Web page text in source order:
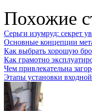
Похожие
Серьги изумруд: секрет
Основные концепции
Как выбрать хорошую
Как грамотно
Чем привлекательна
Этапы установки